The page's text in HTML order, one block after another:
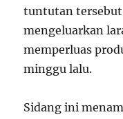
tuntutan
mengeluarkan
memperluas
minggu lalu.
Sidang ini